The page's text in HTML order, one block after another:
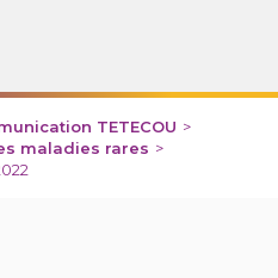
TETECOU >
maladies rares >